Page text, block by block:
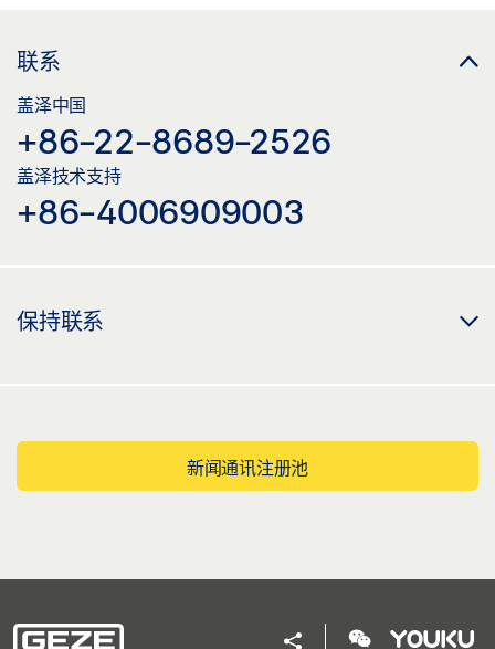
联系
盖泽中国
+86-22-8689-2526
盖泽技术支持
+86-4006909003
保持联系
新闻通讯注册池